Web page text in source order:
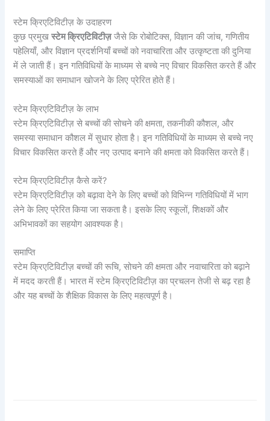
स्टेम क्रिएटिविटीज़ के उदाहरण
कुछ प्रमुखस्टेम क्रिएटिविटीज़जैसे कि रोबोटिक्स, विज्ञान की जांच, गणितीय
पहेलियाँ, और विज्ञान प्रदर्शनियाँ बच्चों को नवाचारिता और उत्कृष्टता की दुनिया
में ले जाती हैं। इन गतिविधियों के माध्यम से बच्चे नए विचार विकसित करते हैं और
समस्याओं का समाधान खोजने के लिए प्रेरित होते हैं।
स्टेम क्रिएटिविटीज़ के लाभ
स्टेम क्रिएटिविटीज़ से बच्चों की सोचने की क्षमता, तकनीकी कौशल, और
समस्या समाधान कौशल में सुधार होता है। इन गतिविधियों के माध्यम से बच्चे नए
विचार विकसित करते हैं और नए उत्पाद बनाने की क्षमता को विकसित करते हैं।
स्टेम क्रिएटिविटीज़ कैसे करें?
स्टेम क्रिएटिविटीज़ को बढ़ावा देने के लिए बच्चों को विभिन्न गतिविधियों में भाग
लेने के लिए प्रेरित किया जा सकता है। इसके लिए स्कूलों, शिक्षकों और
अभिभावकों का सहयोग आवश्यक है।
समाप्ति
स्टेम क्रिएटिविटीज़ बच्चों की रूचि, सोचने की क्षमता और नवाचारिता को बढ़ाने
में मदद करती हैं। भारत में स्टेम क्रिएटिविटीज़ का प्रचलन तेजी से बढ़ रहा है
और यह बच्चों के शैक्षिक विकास के लिए महत्वपूर्ण है।